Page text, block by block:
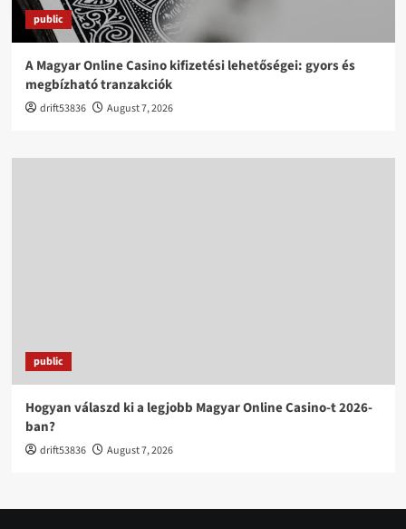
public
A Magyar Online Casino kifizetési lehetőségei: gyors és
megbízható tranzakciók
drift53836 August 7, 2026
public
Hogyan válaszd ki a legjobb Magyar Online Casino-t 2026-
ban?
drift53836 August 7, 2026